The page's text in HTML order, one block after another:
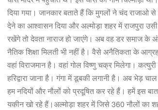
दियागया। जानकारबतातेहैंकिमुगलोंनेचंदराजाओसे
देनेकाआश्वासनदियाऔरअल्मोड़ाशहरमेंराजपुराउसी
रखेंगेतोदेवतानाराजहोजाएंगे। अबवहडरसमाजके
नैतिकशिक्षामिलतीभीनहींहै। वैसेअनैतिकताके
वहांविराजमानहै। वहांगोलविष्णुचक्रमिलेगा। कत्युरी
हरिद्वाराजानाहै। गंगामेंडूबकीलगानीहै। अबभेड़चाल
हमनदियोंऔरनौलोंकोप्रदूषितकररहेहैं। हमेंइसबात
यकीनखोरहेहैं।अल्मोड़ाशहरमेंजिसे360 नौलोंका